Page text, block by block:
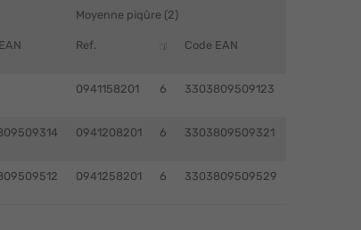
Moyenne piqûre (2)
Ref. Code EAN
0941158201 6 3303809509123
0941208201 6 3303809509321
0941258201 6 3303809509529